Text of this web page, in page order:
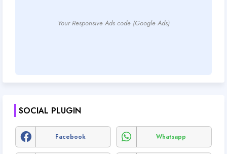
Your Responsive Ads code (Google Ads)
SOCIAL PLUGIN
Facebook Whatsapp